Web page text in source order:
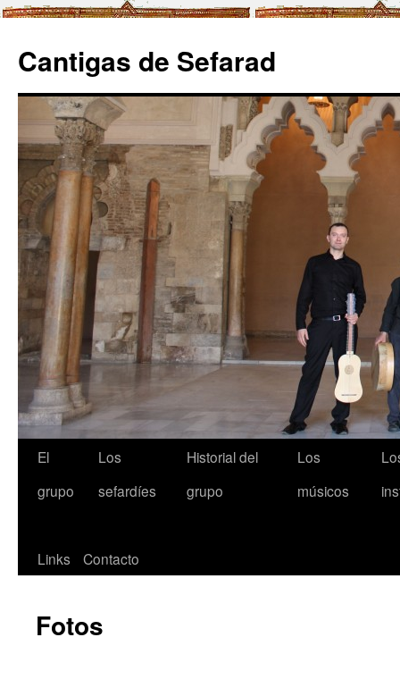
Cantigas de Sefarad
El
grupo
Los
sefardíes
Historial del
grupo
Los
músicos
Links Contacto
Fotos